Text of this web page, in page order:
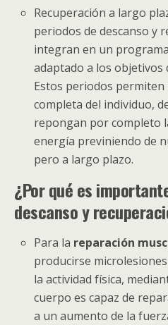
Recuperación a largo
periodos de descanso y
integran en un
adaptado a los objetivos
Estos periodos
completa del individuo,
repongan por completo
energía previniendo de
pero a largo plazo.
¿Por qué es
descanso y
Para la reparación
producirse
la actividad física,
cuerpo es capaz de
a un aumento de la